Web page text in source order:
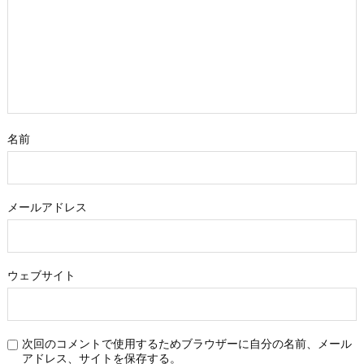
名前
メールアドレス
ウェブサイト
次回のコメントで使用するためブラウザーに自分の名前、メール
アドレス、サイトを保存する。